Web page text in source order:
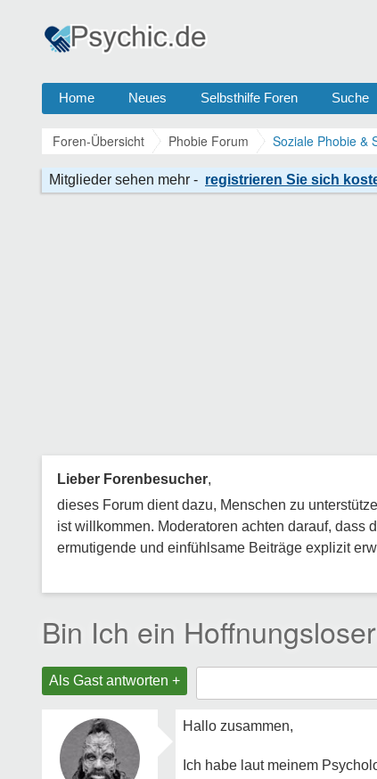
Home Neues Selbsthilfe Foren Suche
Foren-Übersicht Phobie Forum Soziale Phobie &
Lieber Forenbesucher,
dieses Forum dient dazu, Menschen zu
ist willkommen. Moderatoren achten darauf, dass
ermutigende und einfühlsame Beiträge explizit
Bin Ich ein
Als Gast antworten +
Hallo zusammen,
Ich habe laut meinem